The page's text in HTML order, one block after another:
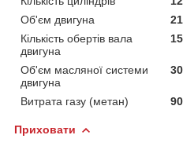
Об'єм двигуна
Кількість обертів вала
двигуна
Об'єм масляної системи
двигуна
Витрата газу (метан)
Приховати